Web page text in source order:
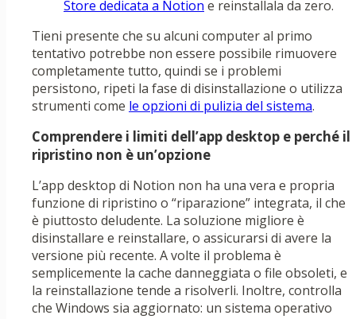
Store dedicata a Notion e reinstallala da zero.
Tieni presente che su alcuni computer al primo
tentativo potrebbe non essere possibile rimuovere
completamente tutto, quindi se i problemi
persistono, ripeti la fase di disinstallazione o utilizza
strumenti come le opzioni di pulizia del sistema.
Comprendere i limiti dell’app desktop e perché il
ripristino non è un’opzione
L’app desktop di Notion non ha una vera e propria
funzione di ripristino o “riparazione” integrata, il che
è piuttosto deludente. La soluzione migliore è
disinstallare e reinstallare, o assicurarsi di avere la
versione più recente. A volte il problema è
semplicemente la cache danneggiata o file obsoleti, e
la reinstallazione tende a risolverli. Inoltre, controlla
che Windows sia aggiornato: un sistema operativo